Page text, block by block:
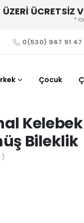
ÜCRETSİZ
*
0(530) 947 91 47
Çocuk
Bileklik
)